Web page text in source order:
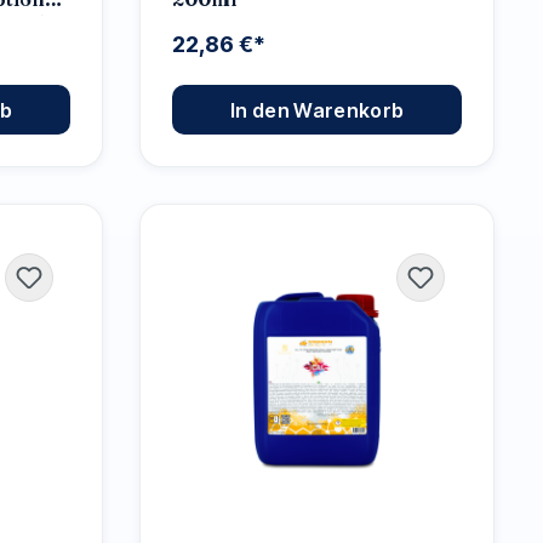
22,86 €*
In den Warenkorb